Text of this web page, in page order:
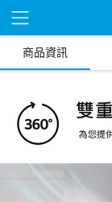
商品資訊